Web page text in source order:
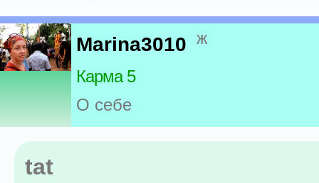
Marina3010 ж
Карма 5
О себе
tat